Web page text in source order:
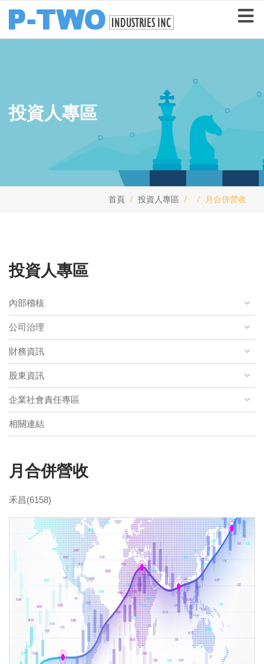
投資人專區
首頁 投資人專區 月合併營收
投資人專區
內部稽核
公司治理
財務資訊
股東資訊
企業社會責任專區
相關連結
月合併營收
禾昌(6158)